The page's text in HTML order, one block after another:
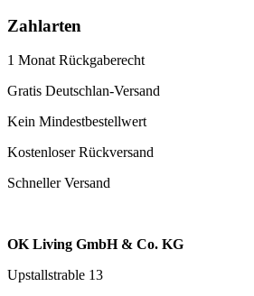
Zahlarten
1 Monat Rückgaberecht
Gratis Deutschlan-Versand
Kein Mindestbestellwert
Kostenloser Rückversand
Schneller Versand
OK Living GmbH & Co. KG
Upstallstrable 13